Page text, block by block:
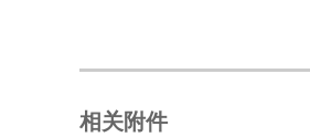
相关附件